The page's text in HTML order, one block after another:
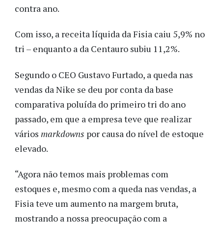
contra ano.
Com isso, a receita líquida da Fisia caiu 5,9% no
tri – enquanto a da Centauro subiu 11,2%.
Segundo o CEO Gustavo Furtado, a queda nas
vendas da Nike se deu por conta da base
comparativa poluída do primeiro tri do ano
passado, em que a empresa teve que realizar
vários markdowns por causa do nível de estoque
elevado.
“Agora não temos mais problemas com
estoques e, mesmo com a queda nas vendas, a
Fisia teve um aumento na margem bruta,
mostrando a nossa preocupação com a